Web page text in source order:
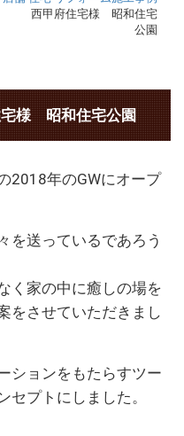
住宅様 昭和住宅
公園
様 昭和住宅公園
2018年のGWにオープ
を送っているであろう
く家の中に癒しの場を
をさせていただきまし
ションをもたらすツー
セプトにしました。